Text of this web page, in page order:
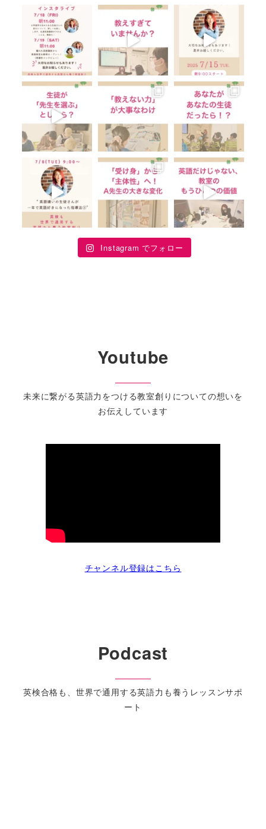
Instagram でフォロー
Youtube
未来に繋がる英語力をつける教室創りについての想いを
お伝えしています
チャンネル登録はこちら
Podcast
英検合格も、世界で通用する英語力も養うレッスンサポ
ート